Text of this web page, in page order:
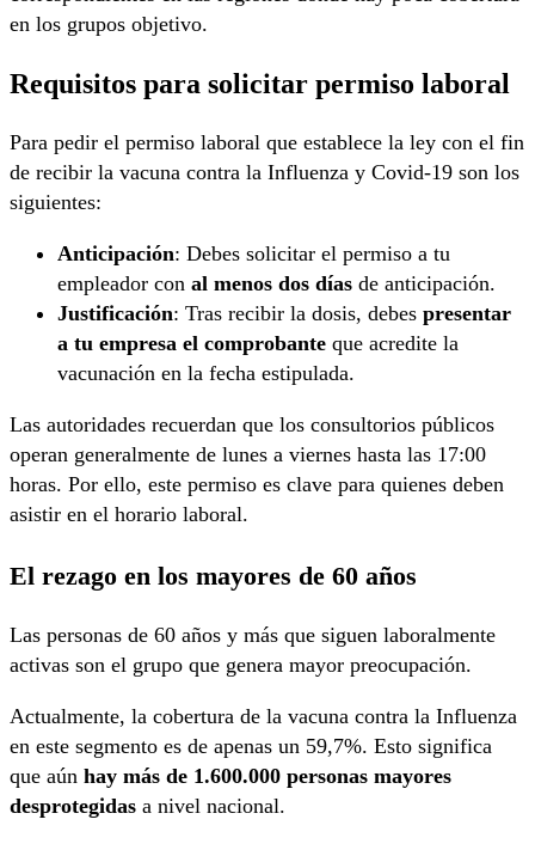
en los grupos objetivo.
Requisitos para solicitar permiso laboral
Para pedir el permiso laboral que establece la ley con el fin
de recibir la vacuna contra la Influenza y Covid-19 son los
siguientes:
Anticipación: Debes solicitar el permiso a tu
empleador con al menos dos días de anticipación.
Justificación: Tras recibir la dosis, debes presentar
a tu empresa el comprobante que acredite la
vacunación en la fecha estipulada.
Las autoridades recuerdan que los consultorios públicos
operan generalmente de lunes a viernes hasta las 17:00
horas. Por ello, este permiso es clave para quienes deben
asistir en el horario laboral.
El rezago en los mayores de 60 años
Las personas de 60 años y más que siguen laboralmente
activas son el grupo que genera mayor preocupación.
Actualmente, la cobertura de la vacuna contra la Influenza
en este segmento es de apenas un 59,7%. Esto significa
que aún hay más de 1.600.000 personas mayores
desprotegidas a nivel nacional.